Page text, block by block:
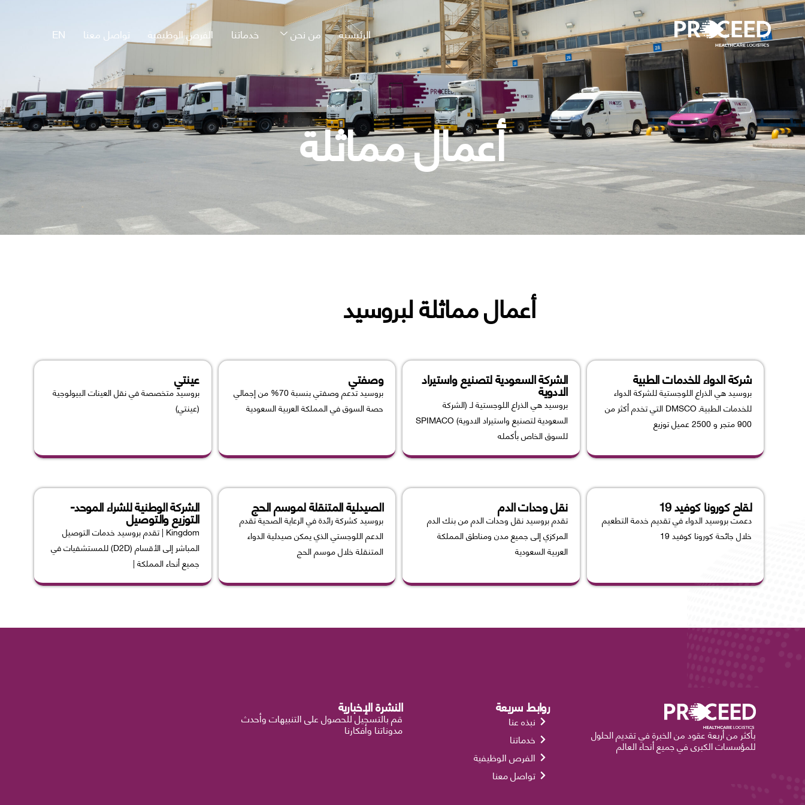
الرئيسية من نحن خدماتنا الفرص الوظيفية تواصل معنا EN
أعمال مماثلة
أعمال مماثلة لبروسيد
شركة الدواء للخدمات الطبية
بروسيد هي الذراع اللوجستية للشركة الدواء
للخدمات الطبيةـ DMSCO التي تخدم أكثر من
900 متجر و 2500 عميل توزيع
الشركة السعودية لتصنيع واستيراد
الادوية
بروسيد هي الذراع اللوجستية لـ (الشركة
السعودية لتصنيع واستيراد الادوية) SPIMACO
للسوق الخاص بأكمله
وصفتي
بروسيد تدعم وصفتي بنسبة 70% من إجمالي
حصة السوق في المملكة العربية السعودية
عينتي
بروسيد متخصصة في نقل العينات البيولوجية
(عينتي)
لقاح كورونا كوفيد 19
دعمت بروسيد الدواء في تقديم خدمة التطعيم
خلال جائحة كورونا كوفيد 19
نقل وحدات الدم
تقدم بروسيد نقل وحدات الدم من بنك الدم
المركزي إلى جميع مدن ومناطق المملكة
العربية السعودية
الصيدلية المتنقلة لموسم الحج
بروسيد كشركة رائدة في الرعاية الصحية تقدم
الدعم اللوجستي الذي يمكن صيدلية الدواء
المتنقلة خلال موسم الحج
الشركة الوطنية للشراء الموحد-
التوزيع والتوصيل
Kingdom | تقدم بروسيد خدمات التوصيل
المباشر إلى الأقسام (D2D) للمستشفيات في
جميع أنحاء المملكة |
بأكثر من أربعة عقود من الخبرة في تقديم الحلول
للمؤسسات الكبرى في جميع أنحاء العالم
روابط سريعة
نبذه عنا
خدماتنا
الفرص الوظيفية
تواصل معنا
النشرة الإخبارية
قم بالتسجيل للحصول على التنبيهات وأحدث
مدوناتنا وأفكارنا